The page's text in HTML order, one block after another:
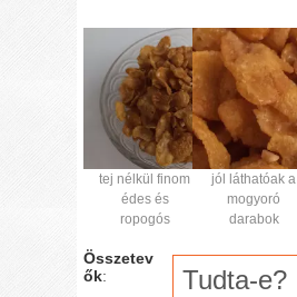
tej nélkül finom
édes és
ropogós
jól láthatóak a
mogyoró
darabok
Tudta-e?
Összetev
ők: